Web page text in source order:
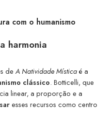
com o humanismo
harmonia
de A Natividade Místicaé a
clássico. Botticelli, que
linear, a proporção e a
esses recursos como centro